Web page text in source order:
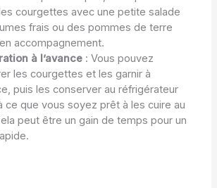
courgettes avec une petite salade
frais ou des pommes de terre
accompagnement.
à l’avance: Vous pouvez
les courgettes et les garnir à
puis les conserver au réfrigérateur
ce que vous soyez prêt à les cuire au
peut être un gain de temps pour un